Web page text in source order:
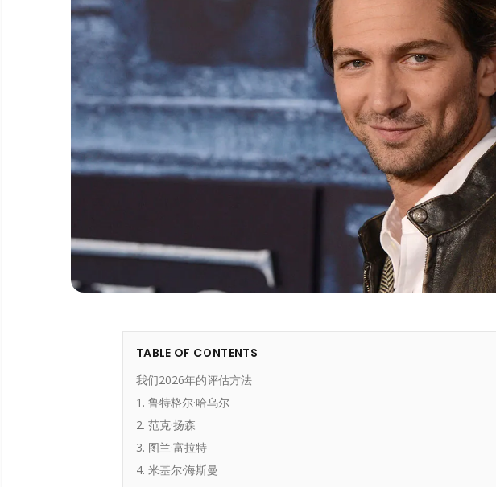
TABLE OF CONTENTS
我们2026年的评估方法
1. 鲁特格尔·哈乌尔
2. 范克·扬森
3. 图兰·富拉特
4. 米基尔·海斯曼